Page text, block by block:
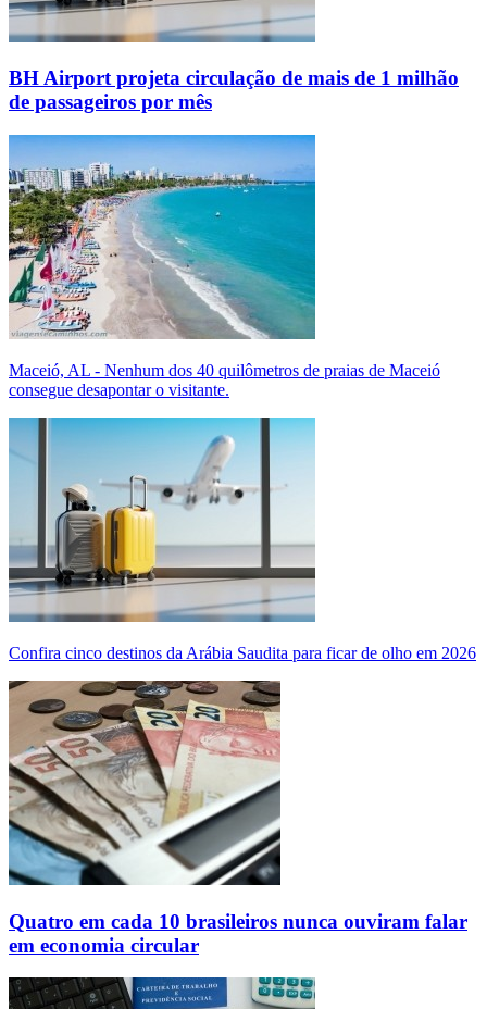
BH Airport projeta circulação de mais de 1 milhão
de passageiros por mês
Maceió, AL - Nenhum dos 40 quilômetros de praias de Maceió
consegue desapontar o visitante.
Confira cinco destinos da Arábia Saudita para ficar de olho em 2026
Quatro em cada 10 brasileiros nunca ouviram falar
em economia circular